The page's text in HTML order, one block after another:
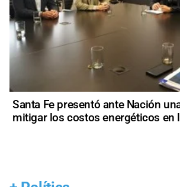
Santa Fe presentó ante Nación
mitigar los costos energéticos en